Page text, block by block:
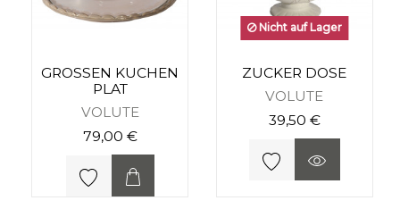
GROSSEN KUCHEN
PLAT
VOLUTE
79,00 €
Nicht auf Lager
ZUCKER DOSE
VOLUTE
39,50 €